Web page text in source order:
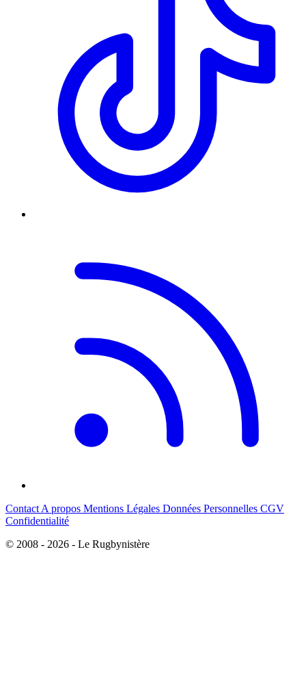
Contact A propos Mentions Légales Données Personnelles CGV
Confidentialité
© 2008 - 2026 - Le Rugbynistère